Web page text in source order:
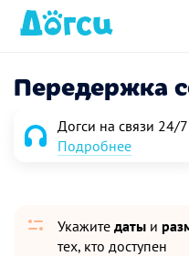
Передержка
Догси на связи 24/7
Подробнее
Укажите даты и
тех, кто доступен